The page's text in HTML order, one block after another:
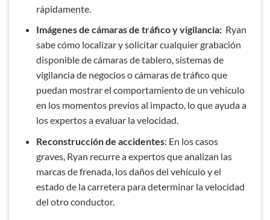
rápidamente.
Imágenes de cámaras de tráfico y vigilancia:Ryan
sabe cómo localizar y solicitar cualquier grabación
disponible de cámaras de tablero, sistemas de
vigilancia de negocios o cámaras de tráfico que
puedan mostrar el comportamiento de un vehículo
en los momentos previos al impacto, lo que ayuda a
los expertos a evaluar la velocidad.
Reconstrucción de accidentes: En los casos
graves, Ryan recurre a expertos que analizan las
marcas de frenada, los daños del vehículo y el
estado de la carretera para determinar la velocidad
del otro conductor.